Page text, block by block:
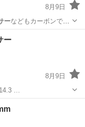
8月9日
ーなどもカーボンでカ
ー
8月9日
…